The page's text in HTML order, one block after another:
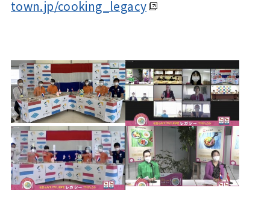
town.jp/cooking_legacy